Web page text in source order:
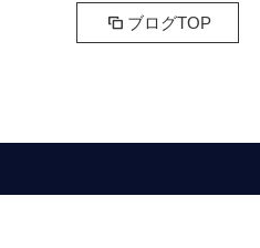
ブログTOP